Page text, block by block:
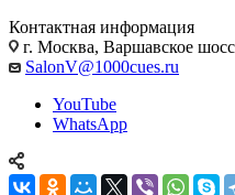
Контактная информация
г. Москва, Варшавское
SalonV@1000cues.ru
YouTube
WhatsApp